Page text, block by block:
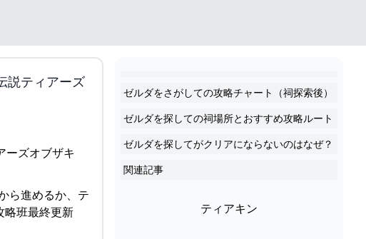
説ティアーズ
ら進めるか、テ
略班最終更新
ゼルダをさがしての攻略チャート（祠探索後）
ゼルダを探しての祠場所とおすすめ攻略ルート
ゼルダを探してがクリアにならないのはなぜ？
関連記事
ティアキン